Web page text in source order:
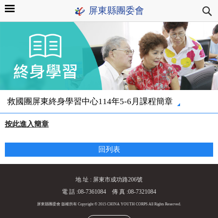
屏東縣團委會
救國團屏東終身學習中心114年5-6月課程簡章
按此進入簡章
回列表
地 址 : 屏東市成功路206號
電 話 :08-7361084 傳 真 :08-7321084
屏東縣團委會 版權所有 Copyright © 2015 CHINA YOUTH CORPS All Rights Reserved.